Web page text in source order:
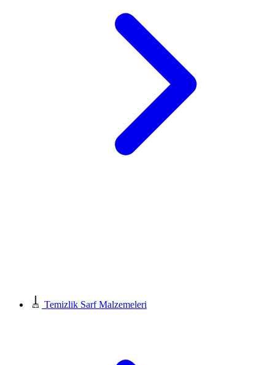
Temizlik Sarf Malzemeleri